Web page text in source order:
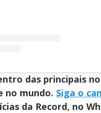
das principais
no mundo. Siga o
da Record, no